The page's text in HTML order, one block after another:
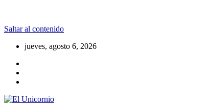
Saltar al contenido
jueves, agosto 6, 2026